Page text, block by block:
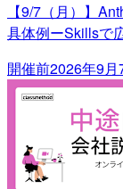
【9/7（月）】
具体例ーSkillsで
開催前2026年9月